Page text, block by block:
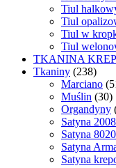
Tiul
Tiul
Tiul w
Tiul
TKANINA
Tkaniny (238)
Marciano
Muślin (30)
Organdyny
Satyna
Satyna 8020
Satyna
Satyna